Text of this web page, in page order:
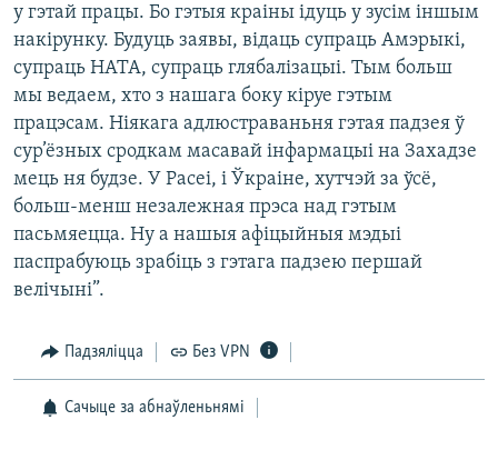
у гэтай працы. Бо гэтыя краіны ідуць у зусім іншым
накірунку. Будуць заявы, відаць супраць Амэрыкі,
супраць НАТА, супраць глябалізацыі. Тым больш
мы ведаем, хто з нашага боку кіруе гэтым
працэсам. Ніякага адлюстраваньня гэтая падзея ў
сур’ёзных сродкам масавай інфармацыі на Захадзе
мець ня будзе. У Расеі, і Ўкраіне, хутчэй за ўсё,
больш-менш незалежная прэса над гэтым
пасьмяецца. Ну а нашыя афіцыйныя мэдыі
паспрабуюць зрабіць з гэтага падзею першай
велічыні”.
Падзяліцца Без VPN
Сачыце за абнаўленьнямі